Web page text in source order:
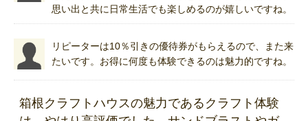
思い出と共に日常生活でも楽しめるのが嬉しいですね。
リピーターは10％引きの優待券がもらえるので、また来
たいです。お得に何度も体験できるのは魅力的ですね。
箱根クラフトハウスの魅力であるクラフト体験